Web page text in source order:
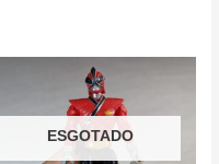
ESGOTADO